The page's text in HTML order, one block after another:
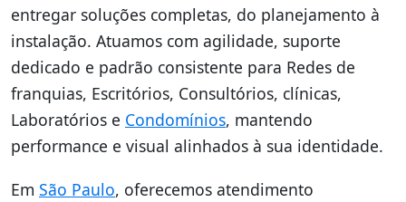
entregar soluções completas, do planejamento à
instalação. Atuamos com agilidade, suporte
dedicado e padrão consistente para Redes de
franquias, Escritórios, Consultórios, clínicas,
Laboratórios e Condomínios, mantendo
performance e visual alinhados à sua identidade.
Em São Paulo, oferecemos atendimento